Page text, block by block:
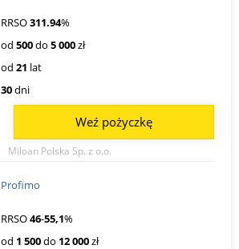
RRSO311.94%
od 500do 5 000zł
od 21 lat
30dni
Miloan Polska Sp. z o.o.
Weź pożyczkę
Profimo
RRSO46-55,1%
od 1 500do 12 000zł